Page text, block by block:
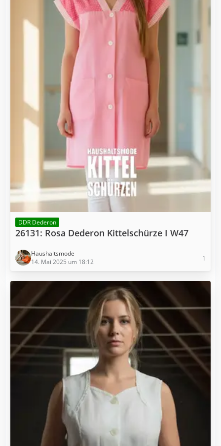
DDR Dederon
26131: Rosa Dederon Kittelschürze I W47
Haushaltsmode
14. Mai 2025 um 18:12
1